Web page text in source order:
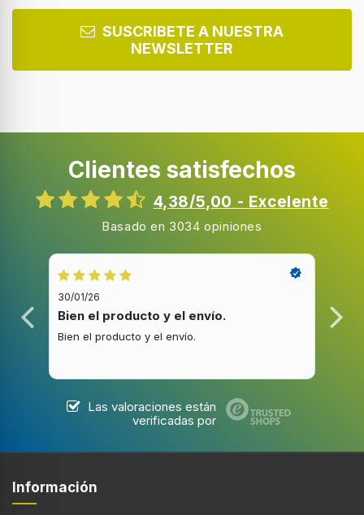
SUSCRIBETE A NUESTRA
NEWSLETTER
Clientes satisfechos
4,38/5,00 - Excelente
Basado en 3034 opiniones
30/01/26
Bien el producto y el envío.
Bien el producto y el envío.
Las valoraciones están
verificadas por
Información